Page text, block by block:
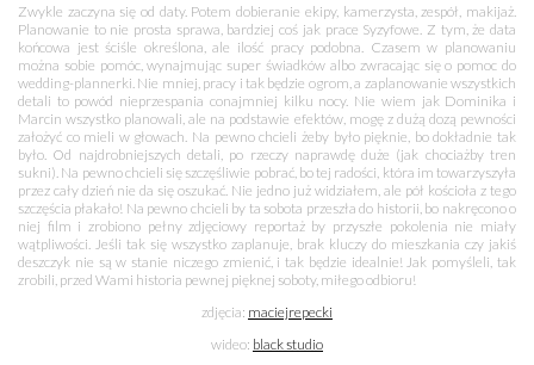
Zwykle zaczyna się od daty. Potem dobieranie ekipy, kamerzysta, zespół, makijaż.
Planowanie to nie prosta sprawa, bardziej coś jak prace Syzyfowe. Z tym, że data
końcowa jest ściśle określona, ale ilość pracy podobna. Czasem w planowaniu
można sobie pomóc, wynajmując super świadków albo zwracając się o pomoc do
wedding-plannerki. Nie mniej, pracy i tak będzie ogrom, a zaplanowanie wszystkich
detali to powód nieprzespania conajmniej kilku nocy. Nie wiem jak Dominika i
Marcin wszystko planowali, ale na podstawie efektów, mogę z dużą dozą pewności
założyć co mieli w głowach. Na pewno chcieli żeby było pięknie, bo dokładnie tak
było. Od najdrobniejszych detali, po rzeczy naprawdę duże (jak chociażby tren
sukni). Na pewno chcieli się szczęśliwie pobrać, bo tej radości, która im towarzyszyła
przez cały dzień nie da się oszukać. Nie jedno już widziałem, ale pół kościoła z tego
szczęścia płakało! Na pewno chcieli by ta sobota przeszła do historii, bo nakręcono o
niej film i zrobiono pełny zdjęciowy reportaż by przyszłe pokolenia nie miały
wątpliwości. Jeśli tak się wszystko zaplanuje, brak kluczy do mieszkania czy jakiś
deszczyk nie są w stanie niczego zmienić, i tak będzie idealnie! Jak pomyśleli, tak
zrobili, przed Wami historia pewnej pięknej soboty, miłego odbioru!
zdjęcia: maciejrepecki
wideo: black studio